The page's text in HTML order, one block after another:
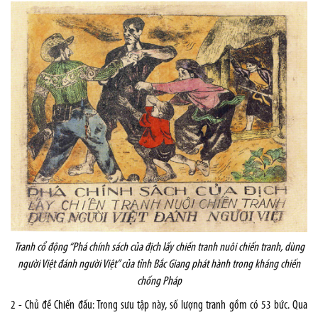
Tranh cổ động “Phá chính sách của địch lấy chiến tranh nuôi chiến tranh, dùng
người Việt đánh người Việt” của tỉnh Bắc Giang phát hành trong kháng chiến
chống Pháp
2 - Chủ đề Chiến đấu: Trong sưu tập này, số lượng tranh gồm có 53 bức. Qua